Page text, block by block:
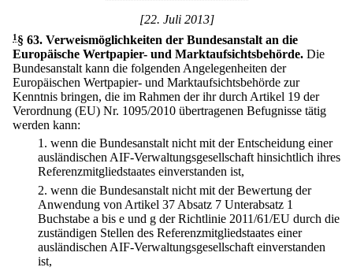
[22. Juli 2013]
1 § 63. Verweismöglichkeiten der Bundesanstalt an die
Europäische Wertpapier- und Marktaufsichtsbehörde. Die
Bundesanstalt kann die folgenden Angelegenheiten der
Europäischen Wertpapier- und Marktaufsichtsbehörde zur
Kenntnis bringen, die im Rahmen der ihr durch Artikel 19 der
Verordnung (EU) Nr. 1095/2010 übertragenen Befugnisse tätig
werden kann:
1. wenn die Bundesanstalt nicht mit der Entscheidung einer
ausländischen AIF-Verwaltungsgesellschaft hinsichtlich ihres
Referenzmitgliedstaates einverstanden ist,
2. wenn die Bundesanstalt nicht mit der Bewertung der
Anwendung von Artikel 37 Absatz 7 Unterabsatz 1
Buchstabe a bis e und g der Richtlinie 2011/61/EU durch die
zuständigen Stellen des Referenzmitgliedstaates einer
ausländischen AIF-Verwaltungsgesellschaft einverstanden
ist,